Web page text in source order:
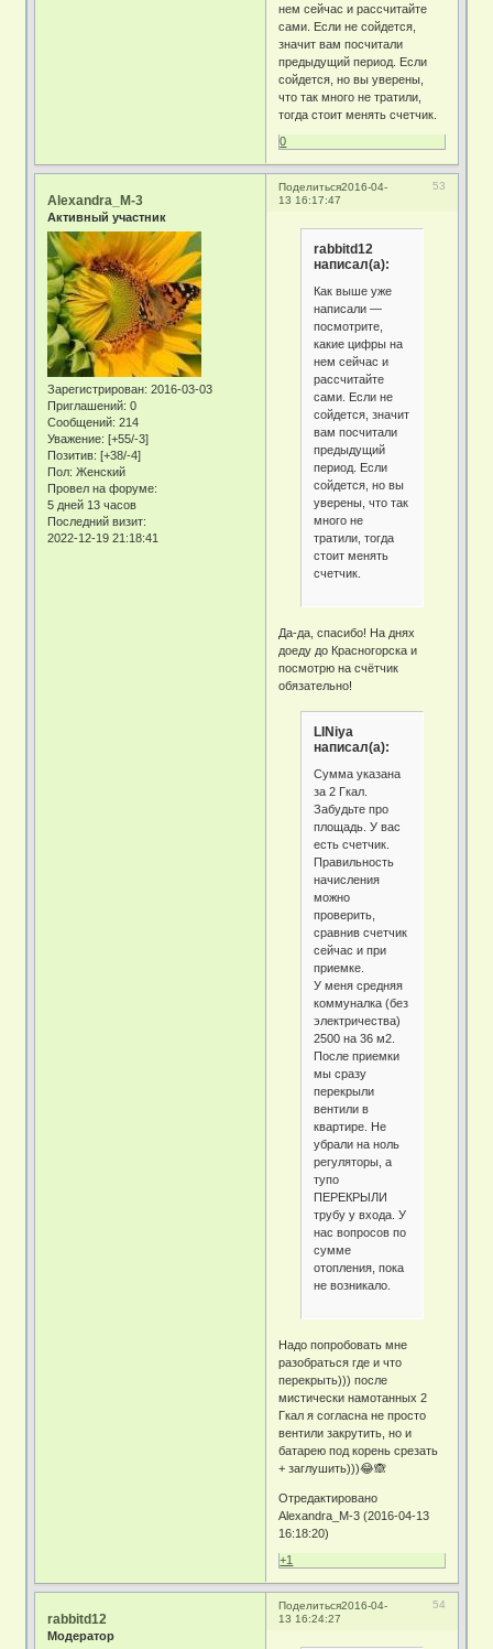
нем сейчас и рассчитайте
сами. Если не сойдется,
значит вам посчитали
предыдущий период. Если
сойдется, но вы уверены,
что так много не тратили,
тогда стоит менять счетчик.
0
Поделиться 53
2016-04-
13 16:17:47
Alexandra_M-3
Активный участник
Зарегистрирован: 2016-03-03
Приглашений: 0
Сообщений: 214
Уважение: [+55/-3]
Позитив: [+38/-4]
Пол: Женский
Провел на форуме:
5 дней 13 часов
Последний визит:
2022-12-19 21:18:41
rabbitd12
написал(а):
Как выше уже
написали —
посмотрите,
какие цифры на
нем сейчас и
рассчитайте
сами. Если не
сойдется, значит
вам посчитали
предыдущий
период. Если
сойдется, но вы
уверены, что так
много не
тратили, тогда
стоит менять
счетчик.
Да-да, спасибо! На днях
доеду до Красногорска и
посмотрю на счётчик
обязательно!
LINiya
написал(а):
Сумма указана
за 2 Гкал.
Забудьте про
площадь. У вас
есть счетчик.
Правильность
начисления
можно
проверить,
сравнив счетчик
сейчас и при
приемке.
У меня средняя
коммуналка (без
электричества)
2500 на 36 м2.
После приемки
мы сразу
перекрыли
вентили в
квартире. Не
убрали на ноль
регуляторы, а
тупо
ПЕРЕКРЫЛИ
трубу у входа. У
нас вопросов по
сумме
отопления, пока
не возникало.
Надо попробовать мне
разобраться где и что
перекрыть))) после
мистически намотанных 2
Гкал я согласна не просто
вентили закрутить, но и
батарею под корень срезать
+ заглушить)))😂🙈
Отредактировано
Alexandra_M-3 (2016-04-13
16:18:20)
+1
Поделиться 54
2016-04-
13 16:24:27
rabbitd12
Модератор